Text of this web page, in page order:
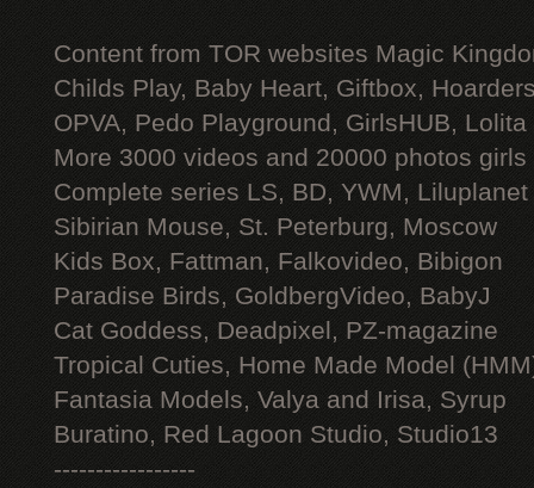
Content from TOR websites Magic
Childs Play, Baby Heart, Giftbox,
OPVA, Pedo Playground, GirlsHUB, Lolita
More 3000 videos and 20000 photos
Complete series LS, BD, YWM, Liluplanet
Sibirian Mouse, St. Peterburg, Moscow
Kids Box, Fattman, Falkovideo, Bibigon
Paradise Birds, GoldbergVideo, BabyJ
Cat Goddess, Deadpixel, PZ-magazine
Tropical Cuties, Home Made Model
Fantasia Models, Valya and Irisa, Syrup
Buratino, Red Lagoon Studio, Studio13
-----------------